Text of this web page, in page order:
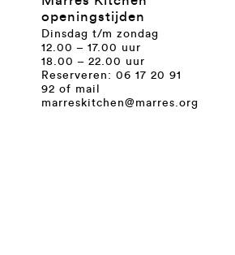
openingstijden
Dinsdag t/m zondag
12.00 – 17.00 uur
18.00 – 22.00 uur
Reserveren: 06 17 20 91
92 of mail
marreskitchen@marres.org